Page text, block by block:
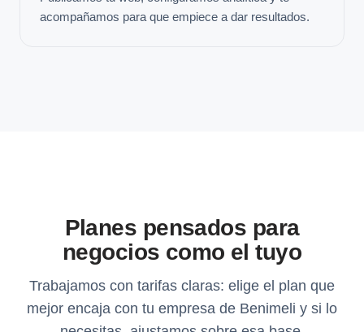
acompañamos para que empiece a dar resultados.
Planes pensados para
negocios como el tuyo
Trabajamos con tarifas claras: elige el plan que
mejor encaja con tu empresa de Benimeli y si lo